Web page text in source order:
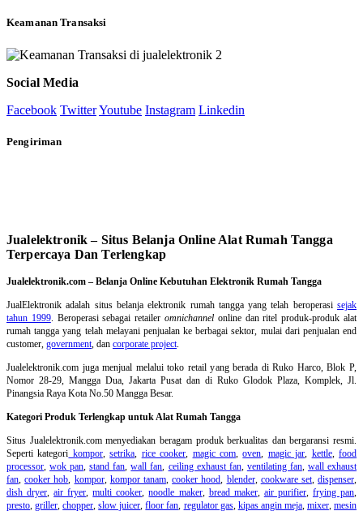
Keamanan Transaksi
Social Media
Facebook TwitterYoutube Instagram Linkedin
Pengiriman
Jualelektronik – Situs Belanja Online Alat Rumah Tangga
Terpercaya Dan Terlengkap
Jualelektronik.com – Belanja Online Kebutuhan Elektronik Rumah Tangga
JualElektronik adalah situs belanja elektronik rumah tanggayang telah beroperasisejak
tahun 1999. Beroperasi sebagai retaileromnichannel online dan ritel produk-produk alat
rumah tangga yang telah melayani penjualan ke berbagai sektor, mulai dari penjualan end
customer, government, dan corporate project.
Jualelektronik.com juga menjual melalui toko retail yang berada di Ruko Harco, Blok P,
Nomor 28-29, Mangga Dua, Jakarta Pusat dan di Ruko Glodok Plaza, Komplek, Jl.
Pinangsia Raya Kota No.50 Mangga Besar.
Kategori Produk Terlengkap untuk Alat Rumah Tangga
Situs Jualelektronik.com menyediakan beragam produk berkualitas dan bergaransi resmi.
Seperti kategori kompor,setrika, rice cooker, magic com,oven, magic jar, kettle,food
processor,wok pan,stand fan,wall fan, ceiling exhaust fan, ventilating fan, wall exhaust
fan,cooker hob, kompor, kompor tanam,cooker hood, blender, cookware set,dispenser,
dish dryer,air fryer,multi cooker,noodle maker, bread maker, air purifier, frying pan,
presto,griller,chopper,slow juicer,floor fan, regulator gas, kipas angin meja, mixer,mesin